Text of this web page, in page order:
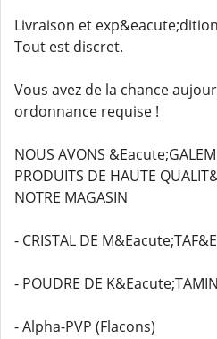
Livraison et
Tout est discret.
Vous avez de la chance
ordonnance requise !
NOUS AVONS
PRODUITS DE HAUTE
NOTRE MAGASIN
- CRISTAL DE
- POUDRE DE
- Alpha-PVP (Flacons)